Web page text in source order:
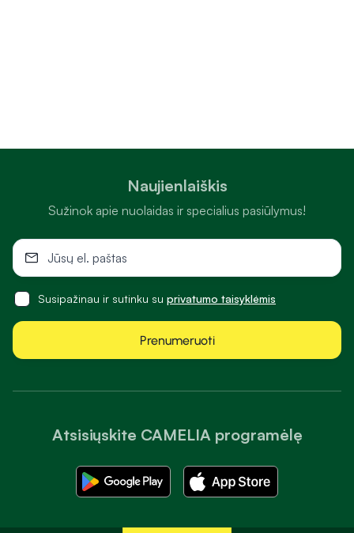
Atsisiųskite CAMELIA programėlę
Naujienlaiškis
Sužinok apie nuolaidas ir specialius pasiūlymus!
Susipažinau ir sutinku su privatumo taisyklėmis
Prenumeruoti